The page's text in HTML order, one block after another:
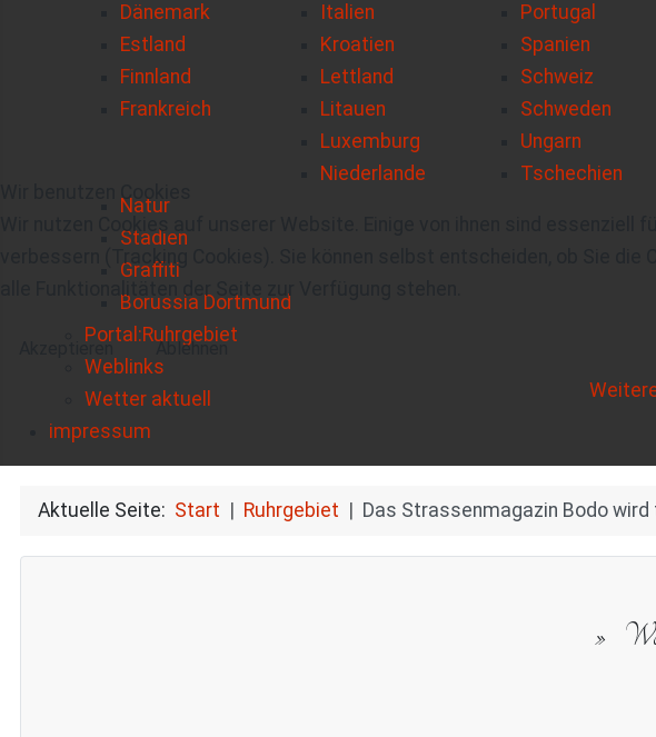
Dänemark
Estland
Finnland
Frankreich
Italien
Kroatien
Lettland
Litauen
Luxemburg
Niederlande
Portugal
Spanien
Schweiz
Schweden
Ungarn
Tschechien
Natur
Stadien
Graffiti
Borussia Dortmund
Portal:Ruhrgebiet
Weblinks
Wetter aktuell
impressum
Aktuelle Seite: Start Ruhrgebiet Das Strassenmagazin Bodo wird
Wir benutzen Cookies
Wir nutzen Cookies auf unserer Website. Einige von ihnen sind
verbessern (Tracking Cookies). Sie können selbst entscheiden, ob Sie
alle Funktionalitäten der Seite zur Verfügung stehen.
Akzeptieren Ablehnen